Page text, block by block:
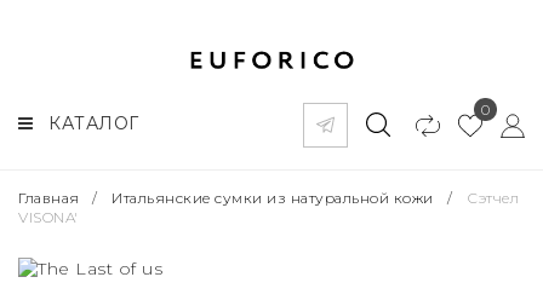
КАТАЛОГ
0
Главная / Итальянские сумки из натуральной кожи /
Сэтчел
VISONA'